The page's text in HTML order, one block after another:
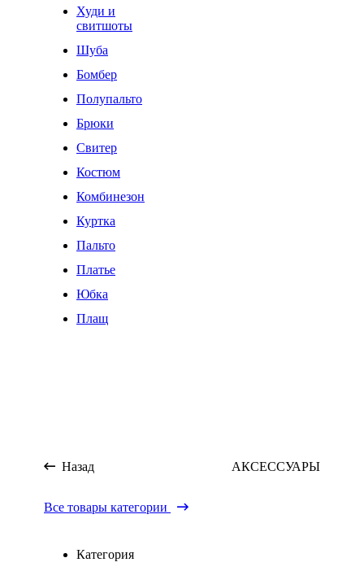
Худи и
свитшоты
Шуба
Бомбер
Полупальто
Брюки
Свитер
Костюм
Комбинезон
Куртка
Пальто
Платье
Юбка
Плащ
Назад АКСЕССУАРЫ
Все товары категории
Категория